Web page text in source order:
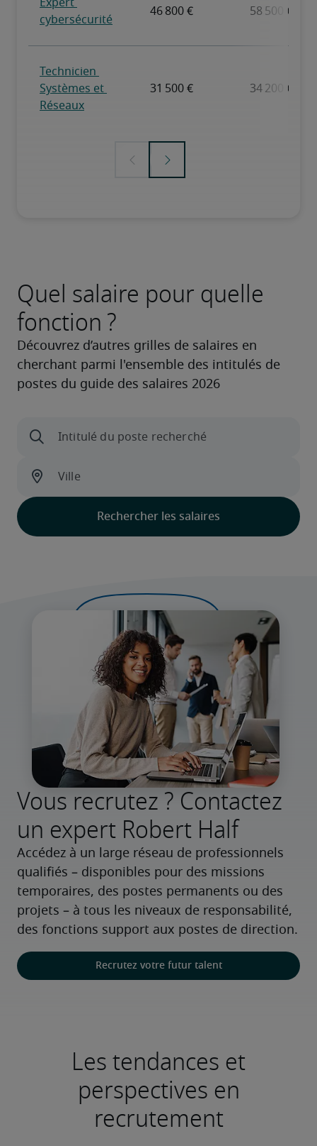
Quel salaire pour quelle
fonction ?
Vous recrutez ? Contactez
un expert Robert Half
Accédez à un large réseau de professionnels
qualifiés – disponibles pour des missions
temporaires, des postes permanents ou des
projets – à tous les niveaux de responsabilité,
des fonctions support aux postes de direction.
Recrutez votre futur talent
Les tendances et
perspectives en
recrutement